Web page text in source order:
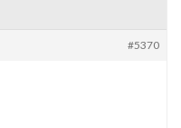
#5370